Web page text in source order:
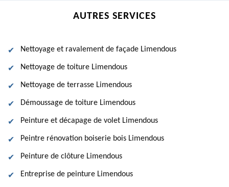
AUTRES SERVICES
Nettoyage et ravalement de façade Limendous
Nettoyage de toiture Limendous
Nettoyage de terrasse Limendous
Démoussage de toiture Limendous
Peinture et décapage de volet Limendous
Peintre rénovation boiserie bois Limendous
Peinture de clôture Limendous
Entreprise de peinture Limendous